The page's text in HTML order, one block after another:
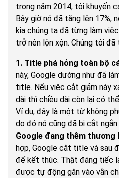
trong năm 2014, tôi khuyến
Bây giờ nó đã tăng lên 17%,
kia chúng ta đã từng làm
trở nên lộn xộn. Chúng tôi đã
1. Title phá hỏng toàn bộ
này, Google dường như đã
title. Nếu việc cắt giảm này
dài thì chiều dài còn lại có
Ví dụ, đây là một từ không
do đó nó cũng đã bị cắt
Google đang thêm thương
hợp, Google cắt title và sau
để kết thúc. Thật đáng tiếc
được tự động gắn vào vẫn